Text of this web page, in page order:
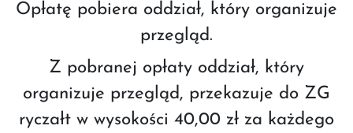
Opłatę pobiera oddział, który organizuje
przegląd.
Z pobranej opłaty oddział, który
organizuje przegląd, przekazuje do ZG
ryczałt w wysokości 40,00 zł za każdego